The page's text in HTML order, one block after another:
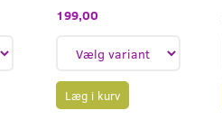
199,00
Læg i kurv